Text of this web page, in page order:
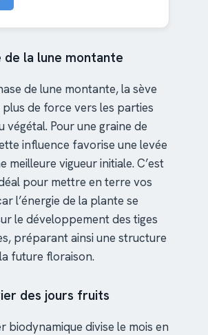
de la lune montante
de lune montante, la sève
de force vers les parties
végétal. Pour une graine de
influence favorise une levée
meilleure vigueur initiale. C’est
pour mettre en terre vos
l’énergie de la plante se
le développement des tiges
préparant ainsi une structure
future floraison.
des jours fruits
biodynamique divise le mois en